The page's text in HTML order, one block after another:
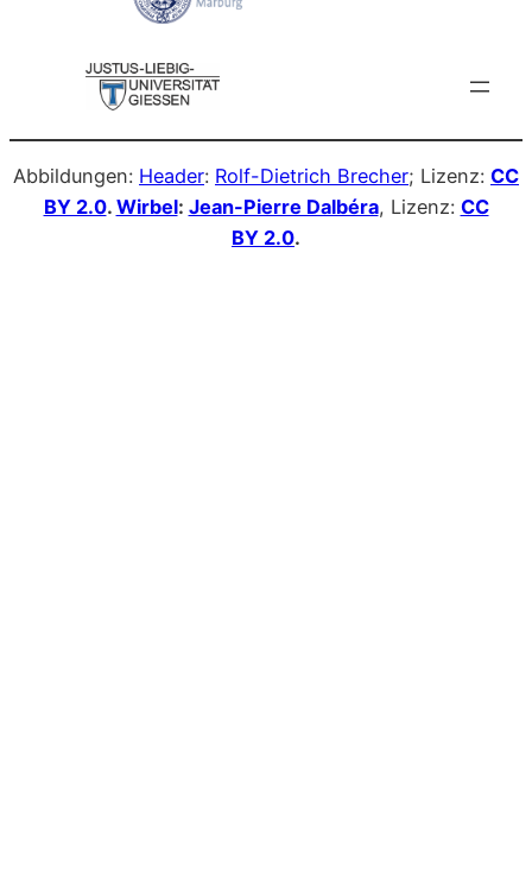
Abbildungen: Header: Rolf-Dietrich Brecher; Lizenz: CC
BY 2.0. Wirbel: Jean-Pierre Dalbéra, Lizenz: CC
BY 2.0.